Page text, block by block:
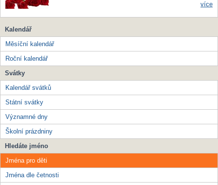
více
Kalendář
Měsíční kalendář
Roční kalendář
Svátky
Kalendář svátků
Státní svátky
Významné dny
Školní prázdniny
Hledáte jméno
Jména pro děti
Jména dle četnosti